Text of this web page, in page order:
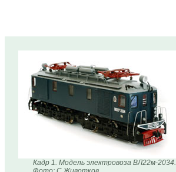
Кадр 1. Модель электровоза ВЛ22м-2034.